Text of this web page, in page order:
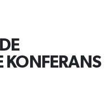
KONFERANS
ve Fikstür